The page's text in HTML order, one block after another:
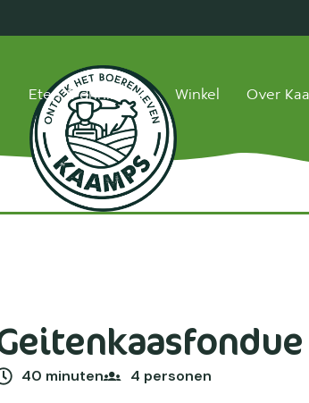
Eten & drinken Winkel Over
40 minuten 4 personen